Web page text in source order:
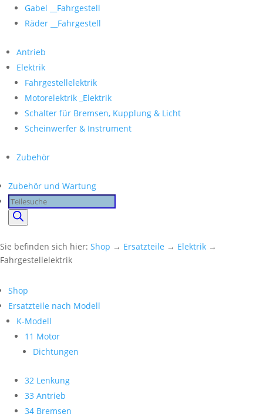
Gabel __Fahrgestell
Räder __Fahrgestell
Antrieb
Elektrik
Fahrgestellelektrik
Motorelektrik _Elektrik
Schalter für Bremsen, Kupplung & Licht
Scheinwerfer & Instrument
Zubehör
Zubehör und Wartung
Products
search
Sie befinden sich hier: Shop → Ersatzteile → Elektrik →
Fahrgestellelektrik
Shop
Ersatzteile nach Modell
K-Modell
11 Motor
Dichtungen
32 Lenkung
33 Antrieb
34 Bremsen